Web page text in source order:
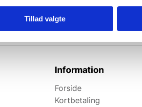
Tillad valgte
Information
Forside
Kortbetaling